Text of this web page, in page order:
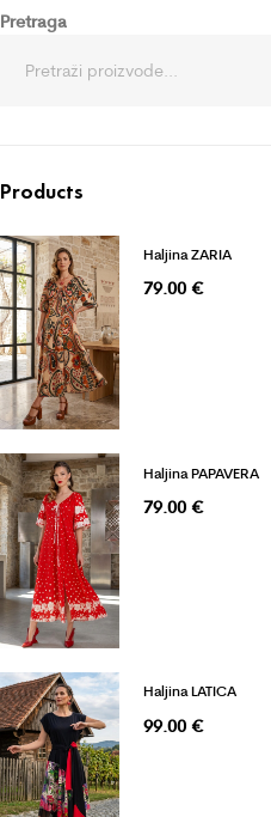
Pretraga
Products
Haljina ZARIA
79.00 €
Haljina PAPAVERA
79.00 €
Haljina LATICA
99.00 €